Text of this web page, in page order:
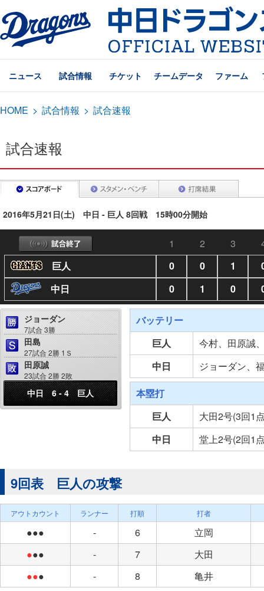
ニュース 試合情報 チケット チームデータ ファーム
HOME > 試合情報 > 試合速報
試合速報
2016年5月21日(土) 中日 - 巨人 8回戦 15時00分開始
1 2 3
巨人
0 0 1
中日
0 1 0
ジョーダン
7試合 3勝
田島
27試合 2勝 1Ｓ
田原誠
23試合 2勝 2敗
中日 6 - 4 巨人
バッテリー
巨人
今村、田原誠
中日
ジョーダン、
本塁打
巨人
大田2号(3回1
中日
堂上2号(2回1
9回表 巨人の攻撃
アウトカウント ランナー 打順 打者
●●● - 6
立岡
●●● - 7
大田
●●● - 8 亀井